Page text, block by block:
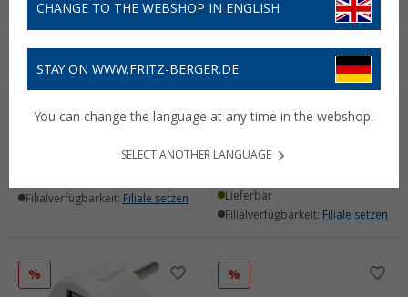
(8)
24,99 €
Filialverfügbarkeit: Filiale setzen
Brennenstuhl Magnet
3100 Rauchmelder
Lieferbar
Filialverfügbarkeit: Filiale setzen
% %
CHANGE TO THE WEBSHOP IN ENGLISH
STAY ON WWW.FRITZ-BERGER.DE
You can change the language at any time in the webshop.
SELECT ANOTHER LANGUAGE